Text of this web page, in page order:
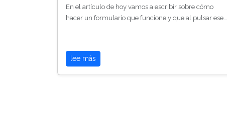
En el artículo de hoy vamos a escribir sobre cómo
hacer un formulario que funcione y que al pulsar ese…
lee más